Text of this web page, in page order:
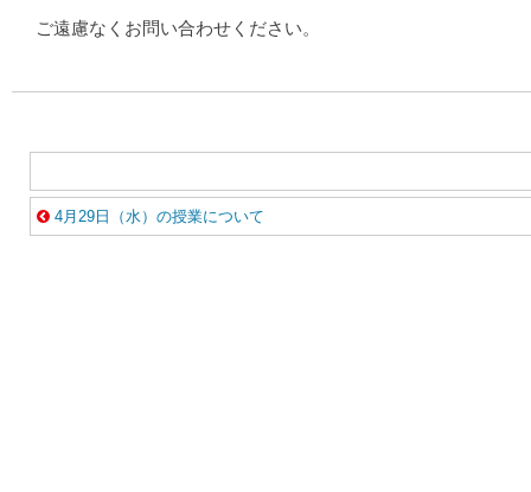
ご遠慮なくお問い合わせください。
4月29日（水）の授業について